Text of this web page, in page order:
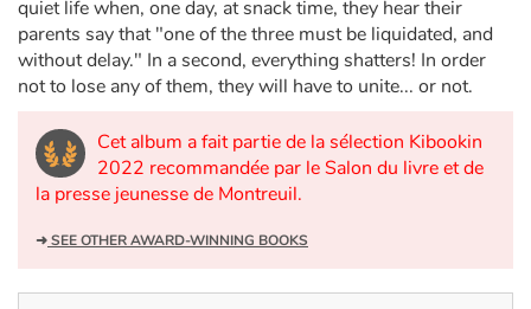
Travel, epic, investigation, adventure
Learning
Arts, space, activities
Documentaries
quiet life when, one day, at snack time, they hear their
parents say that "one of the three must be liquidated, and
without delay." In a second, everything shatters! In order
not to lose any of them, they will have to unite... or not.
Cet album a fait partie de la sélection Kibookin
2022 recommandée par le Salon du livre et de
la presse jeunesse de Montreuil.
➜SEE OTHER AWARD-WINNING BOOKS